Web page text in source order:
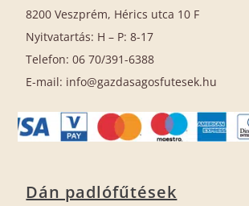
8200 Veszprém, Hérics utca 10 F
Nyitvatartás: H – P: 8-17
Telefon: 06 70/391-6388
E-mail: info@gazdasagosfutesek.hu
Dán padlófűtések